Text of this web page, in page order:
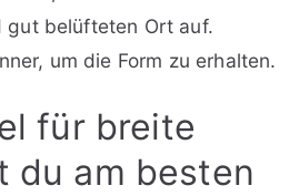
gut belüfteten Ort auf.
um die Form zu erhalten.
für breite
du am besten